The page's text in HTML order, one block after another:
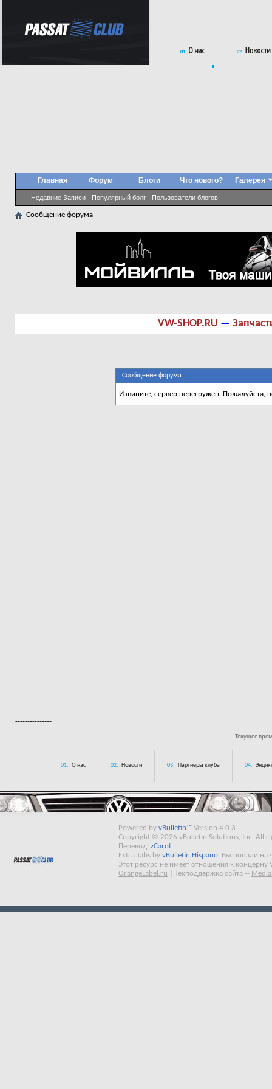
Главная Форум Блоги
Недавние Записи Популярный болг Пользователи блогов
Что нового? Галерея
Сообщение форума
VW-SHOP.RU —
Сообщение форума
Извините, сервер перегружен. Пожалуйста,
---------------
Текущее
01. О нас 02. Новости 03. Партнеры клуба 04.
Powered by vBulletin™ Version 4.0.3
Copyright © 2026 vBulletin Solutions, Inc. All
Перевод: zCarot
Extra Tabs by vBulletin Hispano
Вы попали на
Этот ресурс не имеет отношения к концерну
OrangeLabel.ru
Техподдержка сайта --